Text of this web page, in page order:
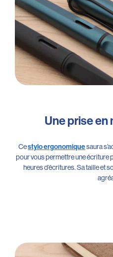
Une prise
Cestylo ergonomiquesaura
pour vous permettre une écriture
heures d’écritures. Sa taille et